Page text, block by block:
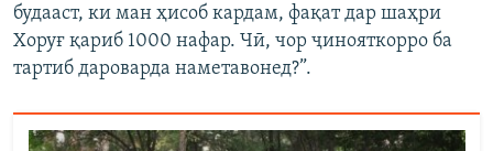
будааст, ки ман ҳисоб кардам, фақат дар шаҳри
Хоруғ қариб 1000 нафар. Чӣ, чор ҷинояткорро ба
тартиб дароварда наметавонед?”.